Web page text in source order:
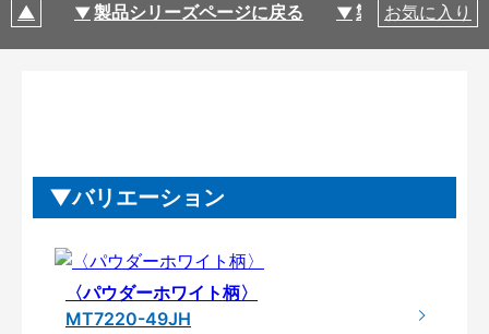
製品シリーズページに戻る 製品仕様
お気に入り
バリエーション
〈パウダーホワイト柄〉
MT7220-49JH